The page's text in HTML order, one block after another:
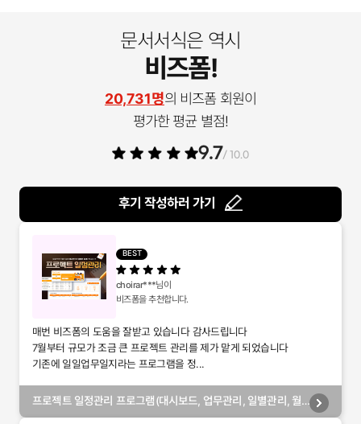
문서서식은 역시
비즈폼!
20,731명의 비즈폼 회원이
평가한 평균 별점!
9.7/ 10.0
후기 작성하러 가기
BEST
choirar***님이
비즈폼을 추천합니다.
매번 비즈폼의 도움을 잘받고 있습니다 감사드립니다
7월부터 규모가 조금 큰 프로젝트 관리를 제가 맡게 되었습니다
기존에 일일업무일지라는 프로그램을 정...
프로젝트 일정관리 프로그램(대시보드, 업무관리, 일별관리, 월